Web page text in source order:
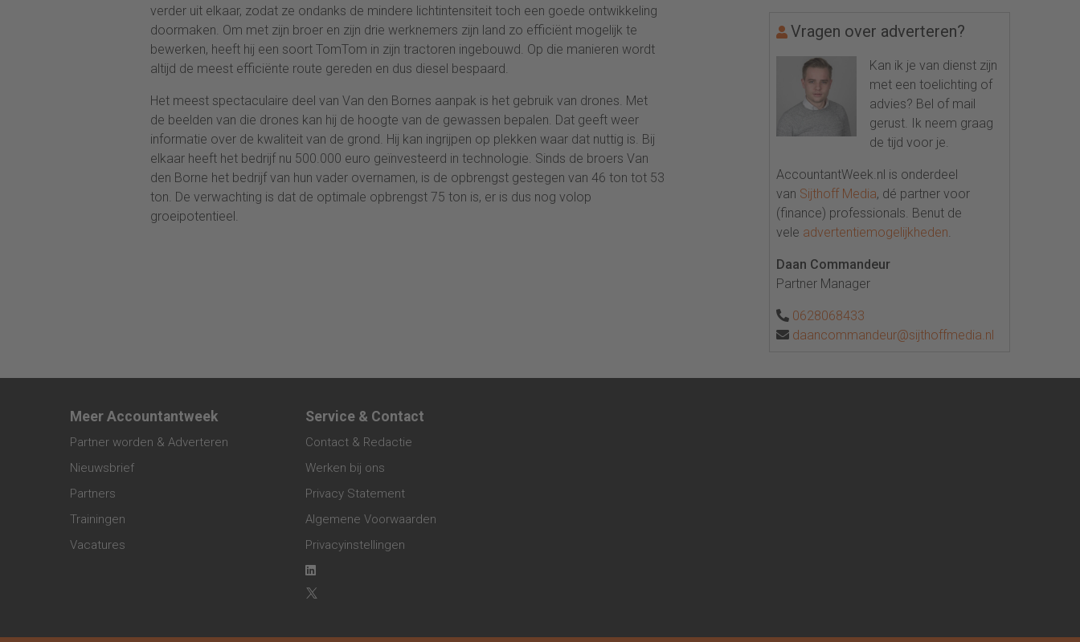
verder uit elkaar, zodat ze ondanks de mindere lichtintensiteit toch een goede ontwikkeling
doormaken. Om met zijn broer en zijn drie werknemers zijn land zo efficiënt mogelijk te
bewerken, heeft hij een soort TomTom in zijn tractoren ingebouwd. Op die manieren wordt
altijd de meest efficiënte route gereden en dus diesel bespaard.
Het meest spectaculaire deel van Van den Bornes aanpak is het gebruik van drones. Met
de beelden van die drones kan hij de hoogte van de gewassen bepalen. Dat geeft weer
informatie over de kwaliteit van de grond. Hij kan ingrijpen op plekken waar dat nuttig is. Bij
elkaar heeft het bedrijf nu 500.000 euro geïnvesteerd in technologie. Sinds de broers Van
den Borne het bedrijf van hun vader overnamen, is de opbrengst gestegen van 46 ton tot 53
ton. De verwachting is dat de optimale opbrengst 75 ton is, er is dus nog volop
groeipotentieel.
Vragen over adverteren?
Kan ik je van dienst zijn
met een toelichting of
advies? Bel of mail
gerust. Ik neem graag
de tijd voor je.
AccountantWeek.nl is onderdeel
van Sijthoff Media, dé partner voor
(finance) professionals. Benut de
vele advertentiemogelijkheden.
Daan Commandeur
Partner Manager
0628068433
daancommandeur@sijthoffmedia.nl
Meer Accountantweek
Partner worden & Adverteren
Nieuwsbrief
Partners
Trainingen
Vacatures
Service & Contact
Contact & Redactie
Werken bij ons
Privacy Statement
Algemene Voorwaarden
Privacyinstellingen